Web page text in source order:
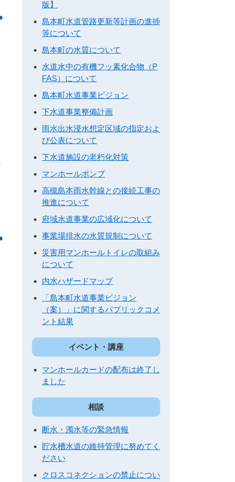
版】
島本町水道管路更新等計画の進捗
等について
島本町の水質について
水道水中の有機フッ素化合物（P
FAS）について
島本町水道事業ビジョン
下水道事業整備計画
雨水出水浸水想定区域の指定およ
び公表について
下水道施設の老朽化対策
マンホールポンプ
高槻島本雨水幹線との接続工事の
推進について
府域水道事業の広域化について
事業場排水の水質規制について
災害用マンホールトイレの取組み
について
内水ハザードマップ
「島本町水道事業ビジョン
（案）」に関するパブリックコメ
ント結果
イベント・講座
マンホールカードの配布は終了し
ました
相談
断水・濁水等の緊急情報
貯水槽水道の維持管理に努めてく
ださい
クロスコネクションの禁止につい